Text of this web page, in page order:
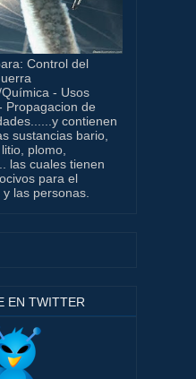
Control del
- Usos
Propagacion de
contienen
sustancias bario,
plomo,
las cuales tienen
para el
las personas.
EN TWITTER